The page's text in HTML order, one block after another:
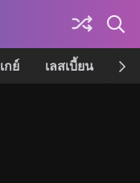
เกย์ เลสเบี้ยน เค